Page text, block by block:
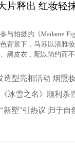
片释出 红妆轻
与拍摄的《Madame
背景下，马苏以清雅
黑皮衣，配以简约而
造型亮相活动 烟熏